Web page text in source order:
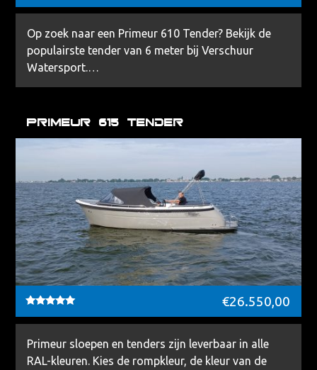
5.00
Op zoek naar een Primeur 610 Tender? Bekijk de
populairste tender van 6 meter bij Verschuur
Watersport.…
Primeur 615 Tender
5.00
€26.550,00
Primeur sloepen en tenders zijn leverbaar in alle
RAL-kleuren. Kies de rompkleur, de kleur van de